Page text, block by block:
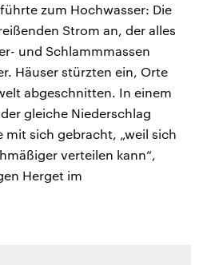
zum Hochwasser: Die
Strom an, der alles
und Schlammmassen
Häuser stürzten ein, Orte
abgeschnitten. In einem
gleiche Niederschlag
mit sich gebracht, „weil sich
verteilen kann“,
Herget im